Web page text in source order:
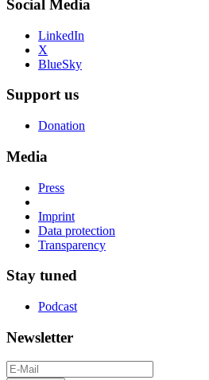
Social Media
LinkedIn
X
BlueSky
Support us
Donation
Media
Press
Imprint
Data protection
Transparency
Stay tuned
Podcast
Newsletter